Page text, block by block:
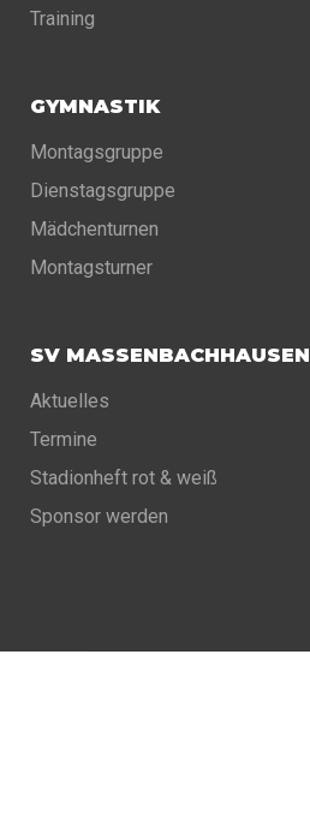
Training
GYMNASTIK
Montagsgruppe
Dienstagsgruppe
Mädchenturnen
Montagsturner
SV MASSENBACHHAUSEN
Aktuelles
Termine
Stadionheft rot & weiß
Sponsor werden